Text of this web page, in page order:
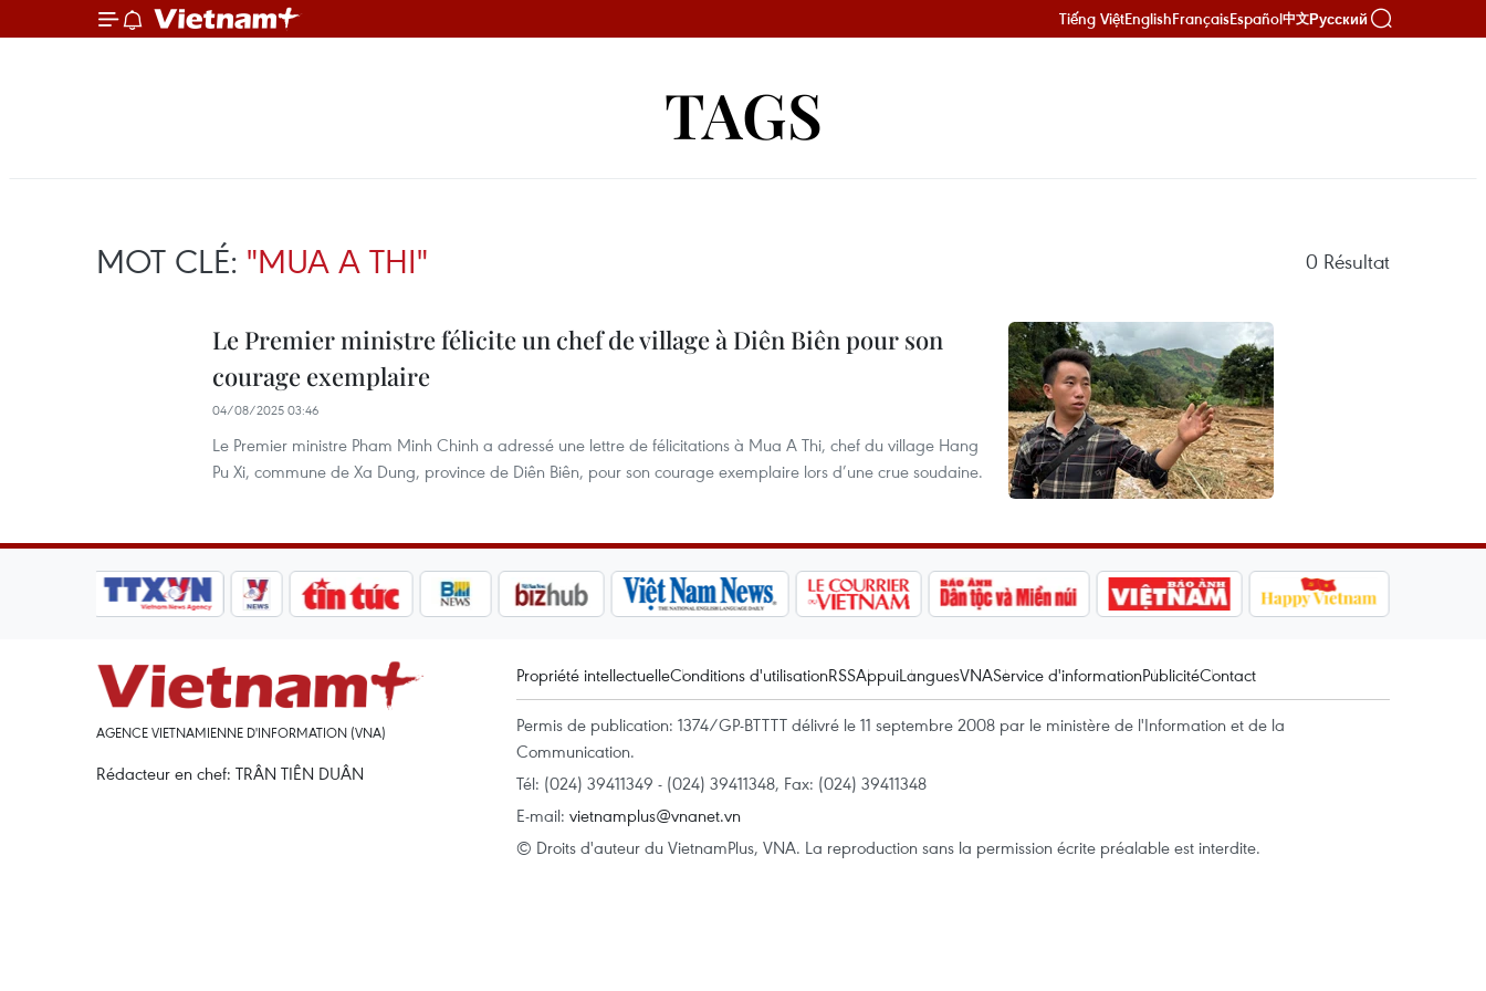
Tiếng ViệtEnglishFrançaisEspañol中文Русский
TAGS
MOT CLÉ: "MUA A THI" 0 Résultat
Le Premier ministre félicite un chef de village à Diên Biên pour son
courage exemplaire
04/08/2025 03:46
Le Premier ministre Pham Minh Chinh a adressé une lettre de félicitations à Mua A Thi, chef du village Hang
Pu Xi, commune de Xa Dung, province de Diên Biên, pour son courage exemplaire lors d’une crue soudaine.
AGENCE VIETNAMIENNE D'INFORMATION (VNA)
Rédacteur en chef: TRÂN TIÊN DUÂN
Propriété intellectuelleConditions d'utilisationRSSAppuiLanguesVNAService d'informationPublicitéContact
Permis de publication: 1374/GP-BTTTT délivré le 11 septembre 2008 par le ministère de l'Information et de la
Communication.
Tél: (024) 39411349 - (024) 39411348, Fax: (024) 39411348
E-mail: vietnamplus@vnanet.vn
© Droits d'auteur du VietnamPlus, VNA. La reproduction sans la permission écrite préalable est interdite.